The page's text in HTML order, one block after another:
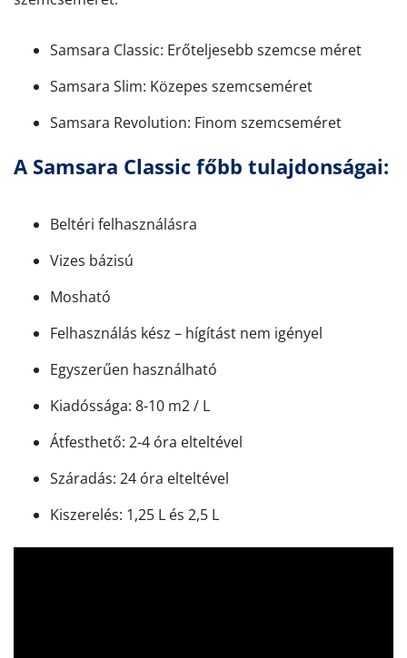
Samsara Classic: Erőteljesebb szemcse méret
Samsara Slim: Közepes szemcseméret
Samsara Revolution: Finom szemcseméret
A Samsara Classic főbb tulajdonságai:
Beltéri felhasználásra
Vizes bázisú
Mosható
Felhasználás kész – hígítást nem igényel
Egyszerűen használható
Kiadóssága: 8-10 m2 / L
Átfesthető: 2-4 óra elteltével
Száradás: 24 óra elteltével
Kiszerelés: 1,25 L és 2,5 L